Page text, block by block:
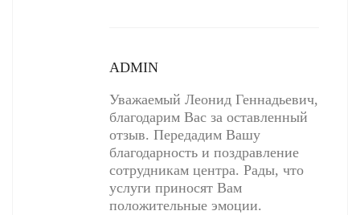
ADMIN
Уважаемый Леонид Геннадьевич,
благодарим Вас за оставленный
отзыв. Передадим Вашу
благодарность и поздравление
сотрудникам центра. Рады, что
услуги приносят Вам
положительные эмоции.